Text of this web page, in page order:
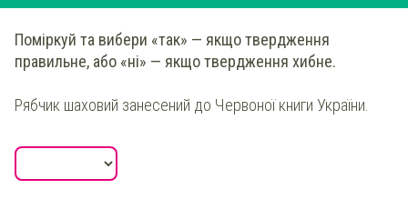
Поміркуй та вибери «так» — якщо твердження
правильне, або «ні» — якщо твердження хибне.
Рябчик шаховий занесений до Червоної книги України.